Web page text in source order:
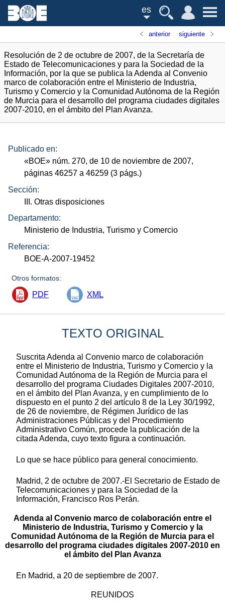
es
anterior siguiente
Resolución de 2 de octubre de 2007, de la Secretaría de
Estado de Telecomunicaciones y para la Sociedad de la
Información, por la que se publica la Adenda al Convenio
marco de colaboración entre el Ministerio de Industria,
Turismo y Comercio y la Comunidad Autónoma de la Región
de Murcia para el desarrollo del programa ciudades digitales
2007-2010, en el ámbito del Plan Avanza.
Publicado en:
«BOE» núm. 270, de 10 de noviembre de 2007,
páginas 46257 a 46259 (3 págs.)
Sección:
III. Otras disposiciones
Departamento:
Ministerio de Industria, Turismo y Comercio
Referencia:
BOE-A-2007-19452
Otros formatos:
PDF XML
TEXTO ORIGINAL
Suscrita Adenda al Convenio marco de colaboración
entre el Ministerio de Industria, Turismo y Comercio y la
Comunidad Autónoma de la Región de Murcia para el
desarrollo del programa Ciudades Digitales 2007-2010,
en el ámbito del Plan Avanza, y en cumplimiento de lo
dispuesto en el punto 2 del artículo 8 de la Ley 30/1992,
de 26 de noviembre, de Régimen Jurídico de las
Administraciones Públicas y del Procedimiento
Administrativo Común, procede la publicación de la
citada Adenda, cuyo texto figura a continuación.
Lo que se hace público para general conocimiento.
Madrid, 2 de octubre de 2007.-El Secretario de Estado de
Telecomunicaciones y para la Sociedad de la
Información, Francisco Ros Perán.
Adenda al Convenio marco de colaboración entre el
Ministerio de Industria, Turismo y Comercio y la
Comunidad Autónoma de la Región de Murcia para el
desarrollo del programa ciudades digitales 2007-2010 en
el ámbito del Plan Avanza
En Madrid, a 20 de septiembre de 2007.
REUNIDOS